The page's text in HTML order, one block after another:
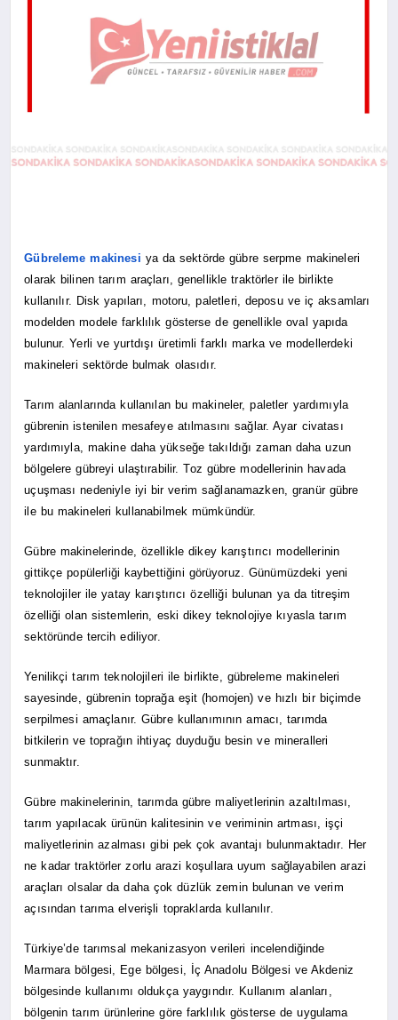
TEKNOLOJI
Gübreleme makinesi ya da sektörde gübre serpme makineleri
olarak bilinen tarım araçları, genellikle traktörler ile birlikte
kullanılır. Disk yapıları, motoru, paletleri, deposu ve iç aksamları
modelden modele farklılık gösterse de genellikle oval yapıda
bulunur. Yerli ve yurtdışı üretimli farklı marka ve modellerdeki
makineleri sektörde bulmak olasıdır.
Tarım alanlarında kullanılan bu makineler, paletler yardımıyla
gübrenin istenilen mesafeye atılmasını sağlar. Ayar civatası
yardımıyla, makine daha yükseğe takıldığı zaman daha uzun
bölgelere gübreyi ulaştırabilir. Toz gübre modellerinin havada
uçuşması nedeniyle iyi bir verim sağlanamazken, granür gübre
ile bu makineleri kullanabilmek mümkündür.
Gübre makinelerinde, özellikle dikey karıştırıcı modellerinin
gittikçe popülerliği kaybettiğini görüyoruz. Günümüzdeki yeni
teknolojiler ile yatay karıştırıcı özelliği bulunan ya da titreşim
özelliği olan sistemlerin, eski dikey teknolojiye kıyasla tarım
sektöründe tercih ediliyor.
Yenilikçi tarım teknolojileri ile birlikte, gübreleme makineleri
sayesinde, gübrenin toprağa eşit (homojen) ve hızlı bir biçimde
serpilmesi amaçlanır. Gübre kullanımının amacı, tarımda
bitkilerin ve toprağın ihtiyaç duyduğu besin ve mineralleri
sunmaktır.
Gübre makinelerinin, tarımda gübre maliyetlerinin azaltılması,
tarım yapılacak ürünün kalitesinin ve veriminin artması, işçi
maliyetlerinin azalması gibi pek çok avantajı bulunmaktadır. Her
ne kadar traktörler zorlu arazi koşullara uyum sağlayabilen arazi
araçları olsalar da daha çok düzlük zemin bulunan ve verim
açısından tarıma elverişli topraklarda kullanılır.
Türkiye’de tarımsal mekanizasyon verileri incelendiğinde
Marmara bölgesi, Ege bölgesi, İç Anadolu Bölgesi ve Akdeniz
bölgesinde kullanımı oldukça yaygındır. Kullanım alanları,
bölgenin tarım ürünlerine göre farklılık gösterse de uygulama